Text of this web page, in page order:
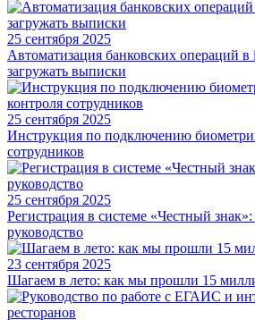
25 сентября 2025
Автоматизация банковских операций в
загружать выписки
25 сентября 2025
Инструкция по подключению
сотрудников
25 сентября 2025
Регистрация в системе «Честный
руководство
23 сентября 2025
Шагаем в лето: как мы прошли 15